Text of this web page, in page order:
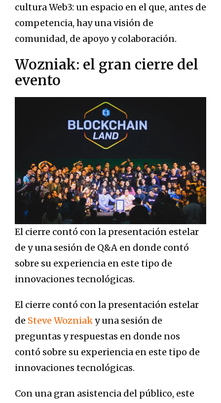
cultura Web3: un espacio en el que, antes de
competencia, hay una visión de
comunidad, de apoyo y colaboración.
Wozniak: el gran cierre del
evento
El cierre contó con la presentación estelar
de y una sesión de Q&A en donde contó
sobre su experiencia en este tipo de
innovaciones tecnológicas.
El cierre contó con la presentación estelar
de Steve Wozniaky una sesión de
preguntas y respuestas en donde nos
contó sobre su experiencia en este tipo de
innovaciones tecnológicas.
Con una gran asistencia del público, este